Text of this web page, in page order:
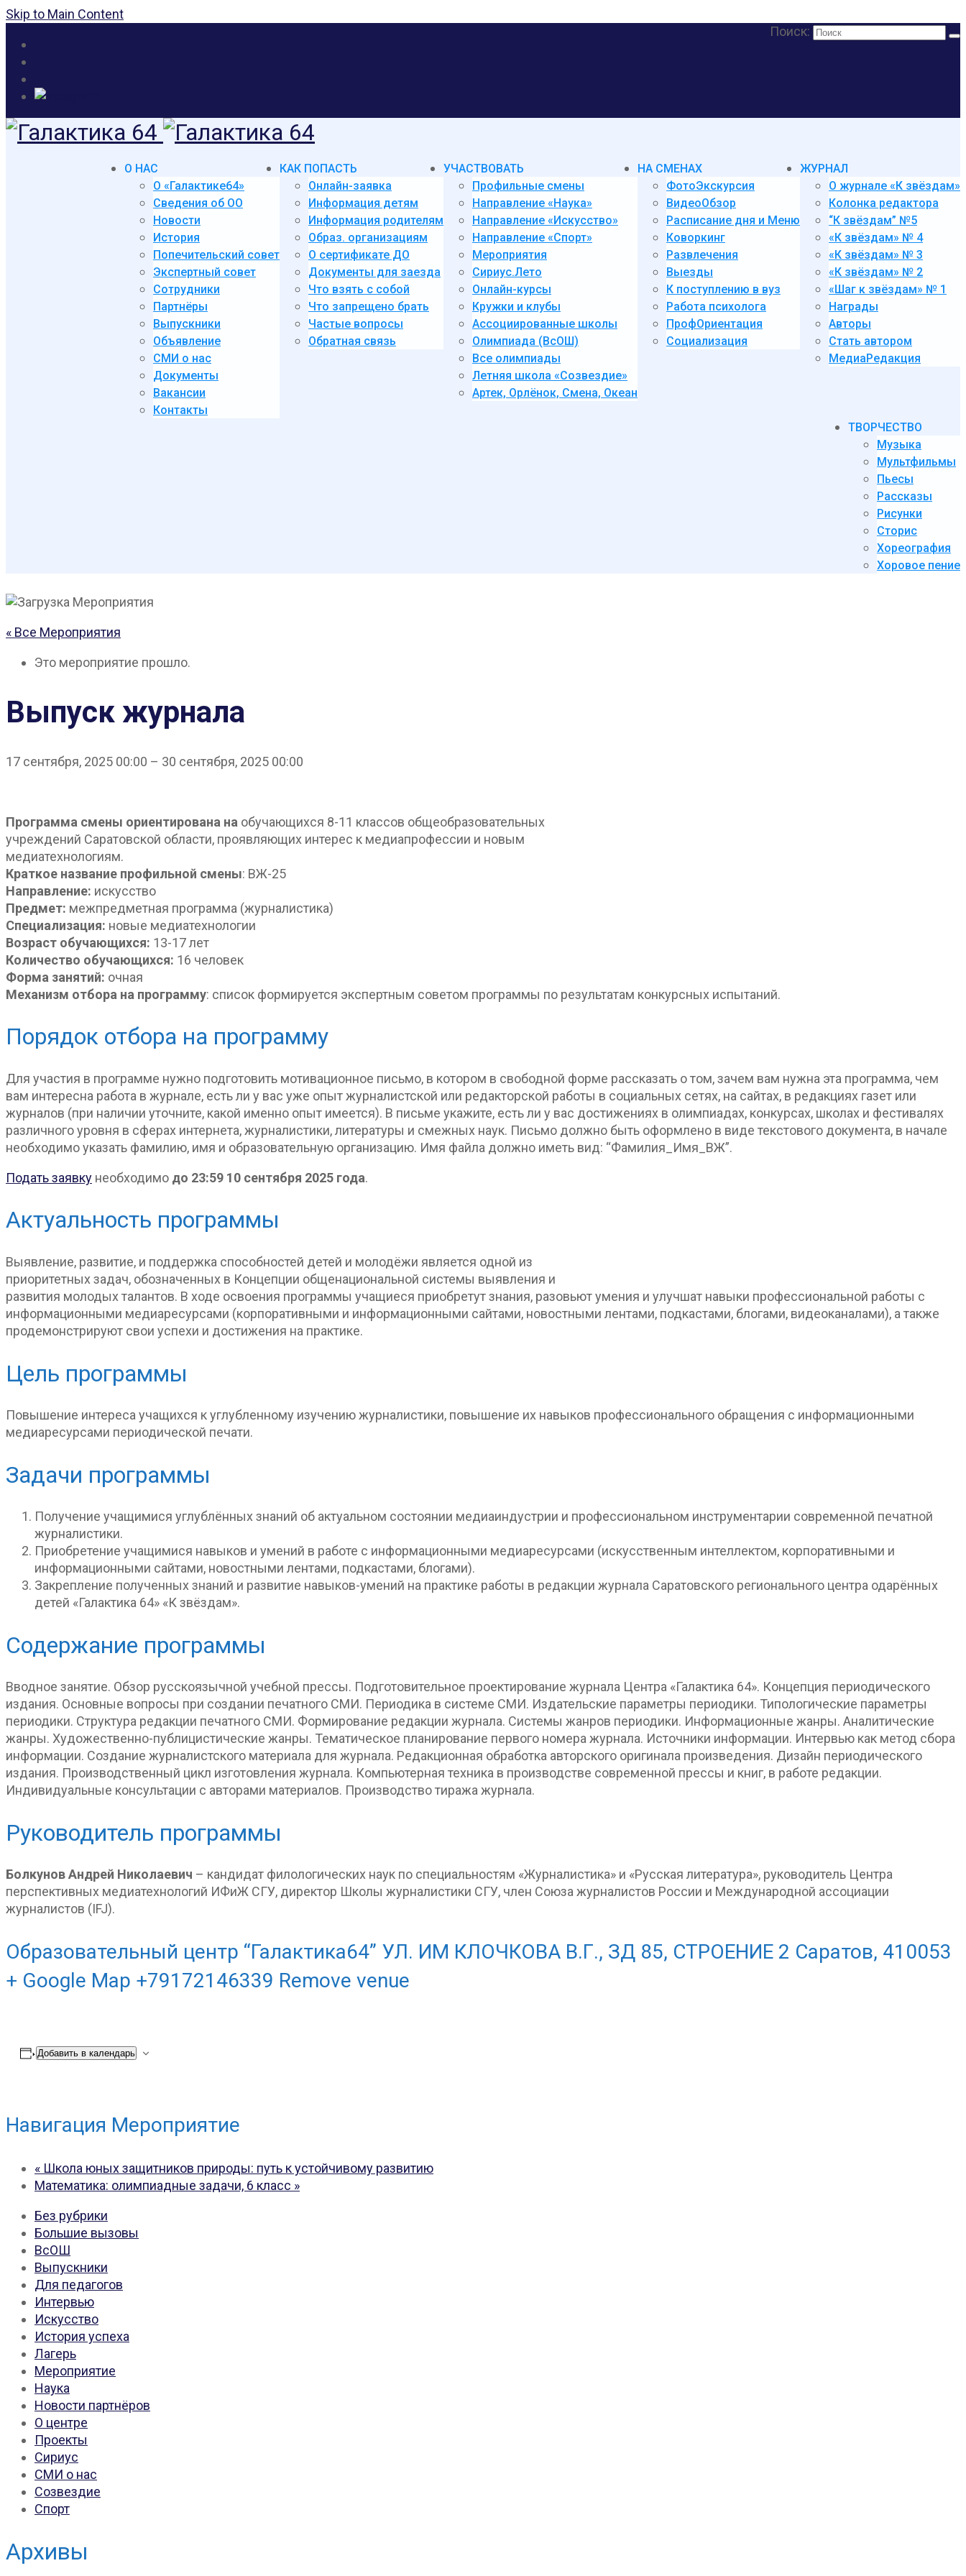
Skip to Main Content
Поиск:
О НАС
О «Галактике64»
Сведения об ОО
Новости
История
Попечительский совет
Экспертный совет
Сотрудники
Партнёры
Выпускники
Объявление
СМИ о нас
Документы
Вакансии
Контакты
КАК ПОПАСТЬ
Онлайн-заявка
Информация детям
Информация родителям
Образ. организациям
О сертификате ДО
Документы для заезда
Что взять с собой
Что запрещено брать
Частые вопросы
Обратная связь
УЧАСТВОВАТЬ
Профильные смены
Направление «Наука»
Направление «Искусство»
Направление «Спорт»
Мероприятия
Сириус.Лето
Онлайн-курсы
Кружки и клубы
Ассоциированные школы
Олимпиада (ВсОШ)
Все олимпиады
Летняя школа «Созвездие»
Артек, Орлёнок, Смена, Океан
НА СМЕНАХ
ФотоЭкскурсия
ВидеоОбзор
Расписание дня и Меню
Коворкинг
Развлечения
Выезды
К поступлению в вуз
Работа психолога
ПрофОриентация
Социализация
ЖУРНАЛ
О журнале «К звёздам»
Колонка редактора
“К звёздам” №5
«К звёздам» № 4
«К звёздам» № 3
«К звёздам» № 2
«Шаг к звёздам» № 1
Награды
Авторы
Стать автором
МедиаРедакция
ТВОРЧЕСТВО
Музыка
Мультфильмы
Пьесы
Рассказы
Рисунки
Сторис
Хореография
Хоровое пение
« Все Мероприятия
Это мероприятие прошло.
Выпуск журнала
17 сентября, 2025 00:00 – 30 сентября, 2025 00:00
Программа смены ориентирована на обучающихся 8-11 классов общеобразовательных
учреждений Саратовской области, проявляющих интерес к медиапрофессии и новым
медиатехнологиям.
Краткое название профильной смены: ВЖ-25
Направление: искусство
Предмет: межпредметная программа (журналистика)
Специализация: новые медиатехнологии
Возраст обучающихся: 13-17 лет
Количество обучающихся: 16 человек
Форма занятий: очная
Механизм отбора на программу: список формируется экспертным советом программы по результатам конкурсных испытаний.
Порядок отбора на программу
Для участия в программе нужно подготовить мотивационное письмо, в котором в свободной форме рассказать о том, зачем вам нужна эта программа, чем
вам интересна работа в журнале, есть ли у вас уже опыт журналистской или редакторской работы в социальных сетях, на сайтах, в редакциях газет или
журналов (при наличии уточните, какой именно опыт имеется). В письме укажите, есть ли у вас достижениях в олимпиадах, конкурсах, школах и фестивалях
различного уровня в сферах интернета, журналистики, литературы и смежных наук. Письмо должно быть оформлено в виде текстового документа, в начале
необходимо указать фамилию, имя и образовательную организацию. Имя файла должно иметь вид: “Фамилия_Имя_ВЖ”.
Подать заявку необходимо до 23:59 10 сентября 2025 года.
Актуальность программы
Выявление, развитие, и поддержка способностей детей и молодёжи является одной из
приоритетных задач, обозначенных в Концепции общенациональной системы выявления и
развития молодых талантов. В ходе освоения программы учащиеся приобретут знания, разовьют умения и улучшат навыки профессиональной работы с
информационными медиаресурсами (корпоративными и информационными сайтами, новостными лентами, подкастами, блогами, видеоканалами), а также
продемонстрируют свои успехи и достижения на практике.
Цель программы
Повышение интереса учащихся к углубленному изучению журналистики, повышение их навыков профессионального обращения с информационными
медиаресурсами периодической печати.
Задачи программы
Получение учащимися углублённых знаний об актуальном состоянии медиаиндустрии и профессиональном инструментарии современной печатной
журналистики.
Приобретение учащимися навыков и умений в работе с информационными медиаресурсами (искусственным интеллектом, корпоративными и
информационными сайтами, новостными лентами, подкастами, блогами).
Закрепление полученных знаний и развитие навыков-умений на практике работы в редакции журнала Саратовского регионального центра одарённых
детей «Галактика 64» «К звёздам».
Содержание программы
Вводное занятие. Обзор русскоязычной учебной прессы. Подготовительное проектирование журнала Центра «Галактика 64». Концепция периодического
издания. Основные вопросы при создании печатного СМИ. Периодика в системе СМИ. Издательские параметры периодики. Типологические параметры
периодики. Структура редакции печатного СМИ. Формирование редакции журнала. Системы жанров периодики. Информационные жанры. Аналитические
жанры. Художественно-публицистические жанры. Тематическое планирование первого номера журнала. Источники информации. Интервью как метод сбора
информации. Создание журналистского материала для журнала. Редакционная обработка авторского оригинала произведения. Дизайн периодического
издания. Производственный цикл изготовления журнала. Компьютерная техника в производстве современной прессы и книг, в работе редакции.
Индивидуальные консультации с авторами материалов. Производство тиража журнала.
Руководитель программы
Болкунов Андрей Николаевич – кандидат филологических наук по специальностям «Журналистика» и «Русская литература», руководитель Центра
перспективных медиатехнологий ИФиЖ СГУ, директор Школы журналистики СГУ, член Союза журналистов России и Международной ассоциации
журналистов (IFJ).
Образовательный центр “Галактика64” УЛ. ИМ КЛОЧКОВА В.Г., ЗД 85, СТРОЕНИЕ 2 Саратов, 410053
+ Google Map +79172146339 Remove venue
Добавить в календарь
Навигация Мероприятие
« Школа юных защитников природы: путь к устойчивому развитию
Математика: олимпиадные задачи, 6 класс »
Без рубрики
Большие вызовы
ВсОШ
Выпускники
Для педагогов
Интервью
Искусство
История успеха
Лагерь
Мероприятие
Наука
Новости партнёров
О центре
Проекты
Сириус
СМИ о нас
Созвездие
Спорт
Архивы